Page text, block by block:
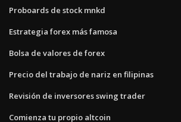
Proboards de stock mnkd
Estrategia forex más famosa
Bolsa de valores de forex
Precio del trabajo de nariz en filipinas
Revisión de inversores swing trader
Comienza tu propio altcoin